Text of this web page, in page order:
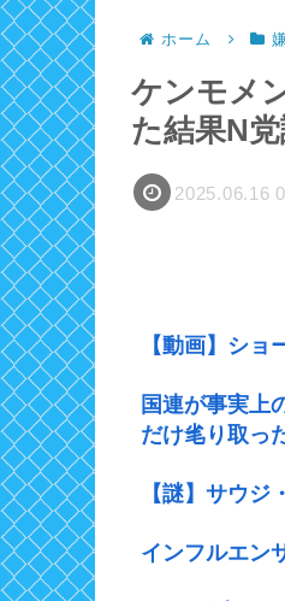
ホーム
ケンモメ
た結果N
2025.06.16
【動画】シ
国連が事実上
だけ毟り取っ
【謎】サウ
インフルエン